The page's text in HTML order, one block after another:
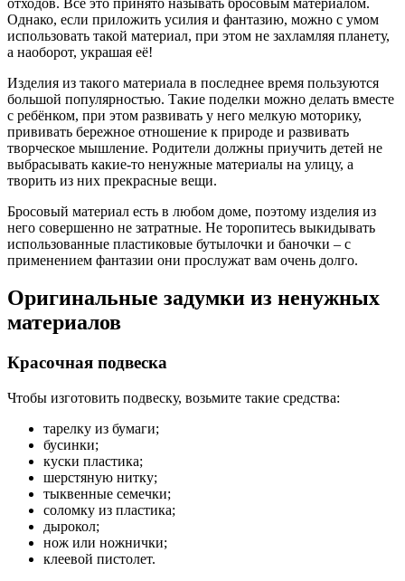
Однако, если приложить усилия и фантазию, можно с умом
использовать такой материал, при этом не захламляя планету,
а наоборот, украшая её!
Изделия из такого материала в последнее время пользуются
большой популярностью. Такие поделки можно делать вместе
с ребёнком, при этом развивать у него мелкую моторику,
прививать бережное отношение к природе и развивать
творческое мышление. Родители должны приучить детей не
выбрасывать какие-то ненужные материалы на улицу, а
творить из них прекрасные вещи.
Бросовый материал есть в любом доме, поэтому изделия из
него совершенно не затратные. Не торопитесь выкидывать
использованные пластиковые бутылочки и баночки – с
применением фантазии они прослужат вам очень долго.
Оригинальные задумки из ненужных
материалов
Красочная подвеска
Чтобы изготовить подвеску, возьмите такие средства:
тарелку из бумаги;
бусинки;
куски пластика;
шерстяную нитку;
тыквенные семечки;
соломку из пластика;
дырокол;
нож или ножнички;
клеевой пистолет.